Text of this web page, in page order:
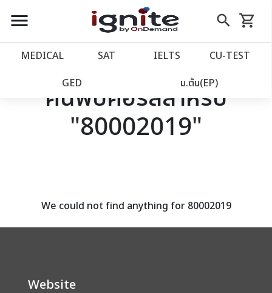
close
account_balance หน้าแรก
เว็บไซต์อิกไนท์
โปรโมชั่น
assignment ลงทะเบียน
menu search
Skip
to
shopping_cart
รถเข็น
MEDICAL SAT IELTS CU‑TEST
GED ม.ต้น(EP)
ค้นพบคอร์สสำหรับ
"80002019"
We could not find anything for 80002019
Website